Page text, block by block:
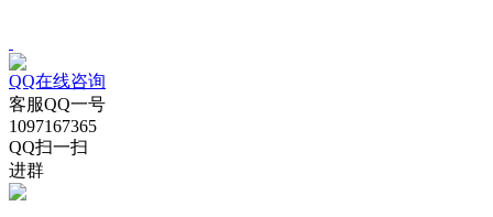
QQ在线咨询
客服QQ一号
1097167365
QQ扫一扫
进群